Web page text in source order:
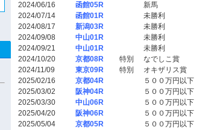
2024/06/16 函館05R 新馬
2024/07/14
函館01R 未勝利
2024/08/17
新潟03R 未勝利
2024/09/08
中山01R 未勝利
2024/09/21
中山01R 未勝利
2024/10/20
京都08R 特別 なでしこ賞
2024/11/09
東京09R 特別 オキザリス賞
2025/02/16
京都04R ５００万円以下
2025/03/02
阪神04R ５００万円以下
2025/03/30
中山06R ５００万円以下
2025/04/20
阪神06R ５００万円以下
2025/05/04
京都05R ５００万円以下